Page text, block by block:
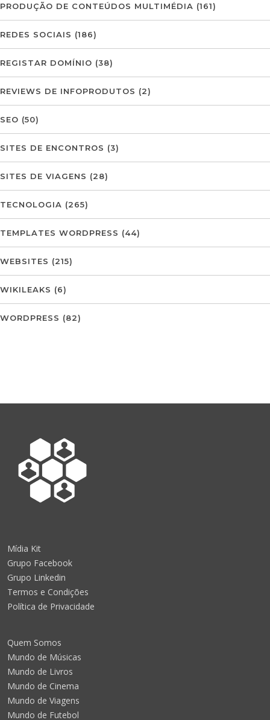
PRODUÇÃO DE CONTEÚDOS MULTIMÉDIA (161)
REDES SOCIAIS (186)
REGISTAR DOMÍNIO (38)
REVIEWS DE INFOPRODUTOS (2)
SEO (50)
SITES DE ENCONTROS (3)
SITES DE VIAGENS (28)
TECNOLOGIA (265)
TEMPLATES WORDPRESS (44)
WEBSITES (215)
WIKILEAKS (6)
WORDPRESS (82)
Mídia Kit
Grupo Facebook
Grupo Linkedin
Termos e Condições
Política de Privacidade
Quem Somos
Mundo de Músicas
Mundo de Livros
Mundo de Cinema
Mundo de Viagens
Mundo de Futebol